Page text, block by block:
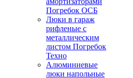
Погребок ОСБ
Люки в гараж
рифленые с
металлическим
листом Погребок
Техно
Алюминиевые
люки напольные